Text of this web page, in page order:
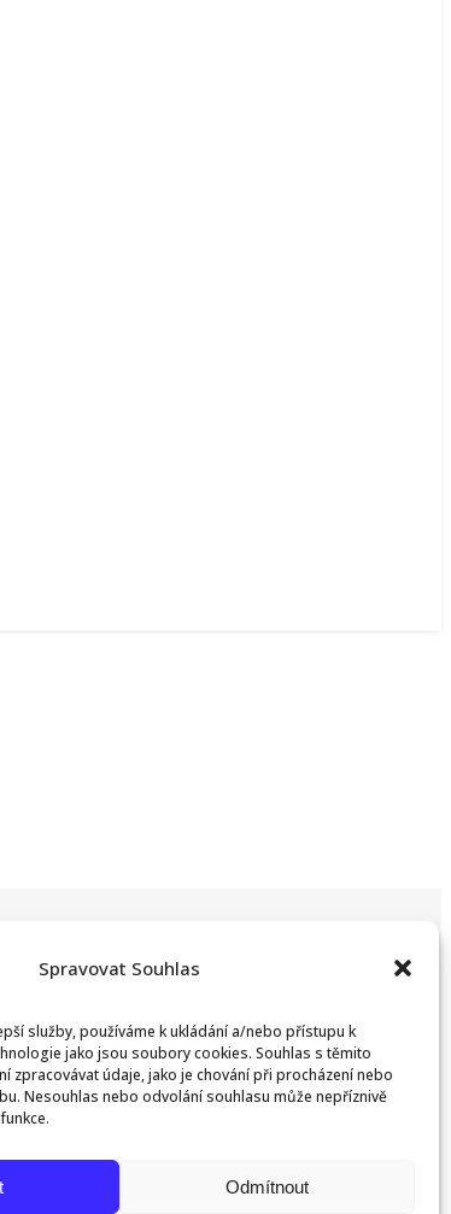
Spravovat Souhlas
služby, používáme k ukládání a/nebo přístupu k
jako jsou soubory cookies. Souhlas s těmito
zpracovávat údaje, jako je chování při procházení nebo
Nesouhlas nebo odvolání souhlasu může nepříznivě
Odmítnout